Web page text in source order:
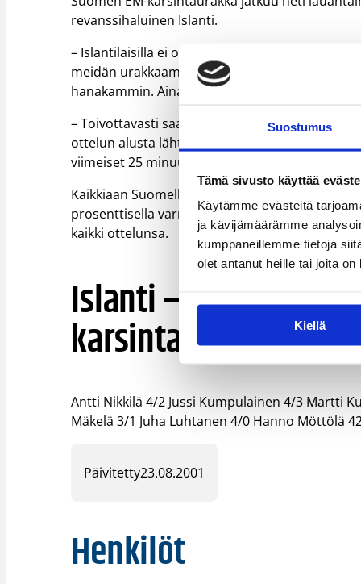
Suostumus
Tämä sivusto käyttää
Käytämme evästeitä
ja kävijämäärämme
kumppaneillemme tietoja
olet antanut heille tai joita
Kiellä
revanssihaluinen Islanti.
– Islantilaisilla ei ole enää mitään hävittävää.
meidän urakkaamme, sillä uskon, että
hanakammin. Ainakin heidän pelinsä on
– Toivottavasti saamme Espoossa kovan
ottelun alusta lähtien. Mikäli saamme
viimeiset 25 minuuttia, pitäisi voiton irrota,
Kaikkiaan Suomella on lauantain Islanti-
prosenttisella varmuudella marraskuussa
kaikki ottelunsa.
Islanti – Suomi 73 –
karsintaa,
Antti Nikkilä 4/2 Jussi Kumpulainen 4/3 Martti
Mäkelä 3/1 Juha Luhtanen 4/0 Hanno Möttölä
Päivitetty23.08.2001
Henkilöt